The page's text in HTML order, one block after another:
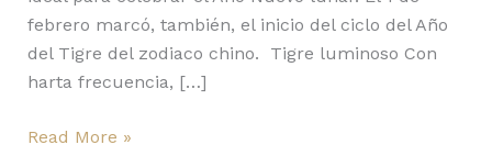
febrero marcó, también, el inicio del ciclo del Año
del Tigre del zodiaco chino. Tigre luminoso Con
harta frecuencia, […]
Read More »